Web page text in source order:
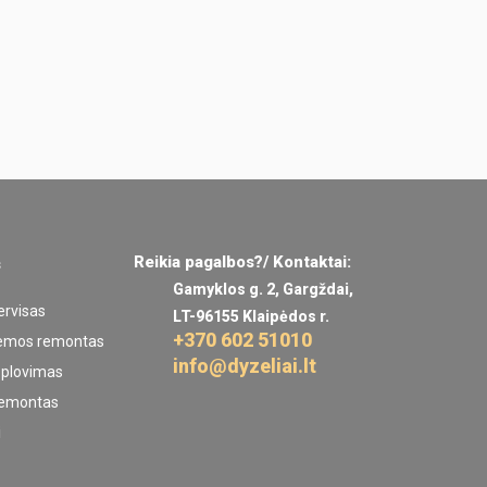
remontas
Reikia pagalbos?/ Kontaktai:
Gamyklos g. 2, Gargždai,
LT-96155 Klaipėdos r.
+370 602 51010
info@dyzeliai.lt